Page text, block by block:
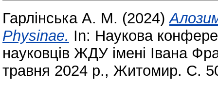
Гарлінська А. М. (2024)
Physinae. In: Наукова
науковців ЖДУ імені Івана
травня 2024 р., Житомир. С.